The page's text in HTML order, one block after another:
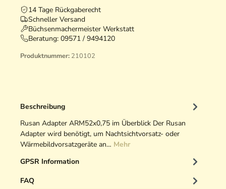
14 Tage Rückgaberecht
Schneller Versand
Büchsenmachermeister Werkstatt
Beratung: 09571 / 9494120
Produktnummer: 210102
Beschreibung
Rusan Adapter ARM52x0,75 im Überblick Der Rusan
Adapter wird benötigt, um Nachtsichtvorsatz- oder
Wärmebildvorsatzgeräte an… Mehr
GPSR Information
FAQ